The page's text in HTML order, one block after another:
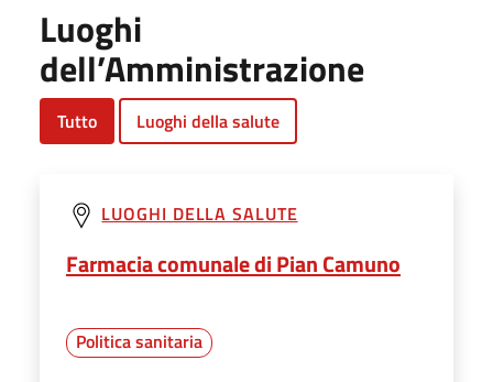
Luoghi
dell’Amministrazione
Tutto Luoghi della salute
LUOGHI DELLA SALUTE
Farmacia comunale di Pian Camuno
Politica sanitaria